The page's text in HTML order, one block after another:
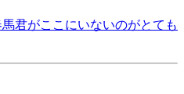
君がここにいないのがとても